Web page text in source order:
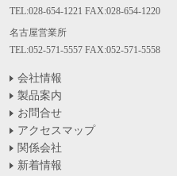
TEL:028-654-1221 FAX:028-654-1220
名古屋営業所
TEL:052-571-5557 FAX:052-571-5558
会社情報
製品案内
お問合せ
アクセスマップ
関係会社
新着情報